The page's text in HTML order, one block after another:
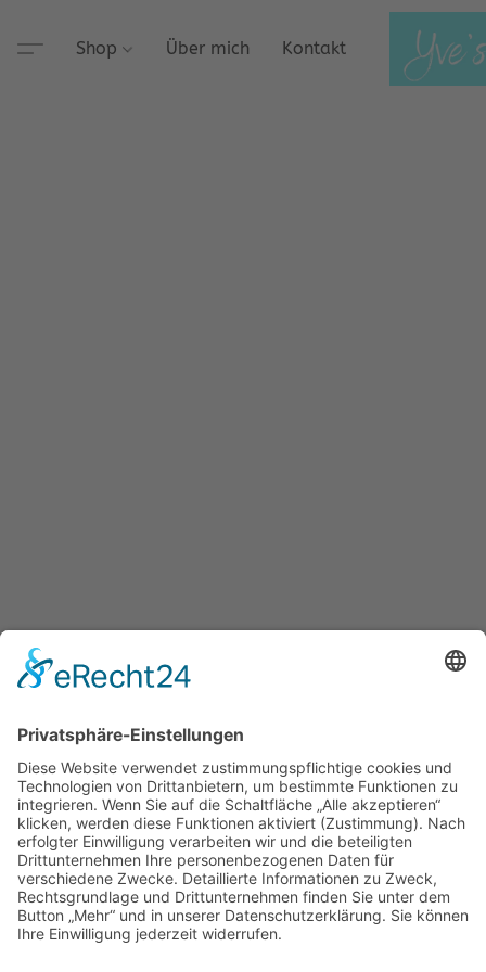
Shop Über mich Kontakt